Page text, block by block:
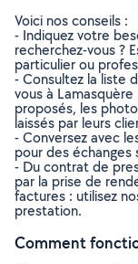
Voici nos conseils :
- Indiquez votre
recherchez-vous ?
particulier ou
- Consultez la liste
vous à
proposés, les
laissés par leurs
- Conversez avec
pour des
- Du contrat de
par la prise de
factures : utilisez
prestation.
Comment